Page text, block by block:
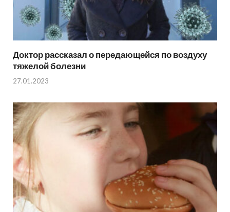
Доктор рассказал о передающейся по воздуху
тяжелой болезни
27.01.2023